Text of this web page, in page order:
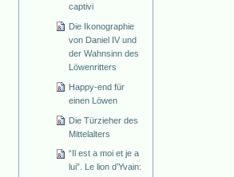
captivi
Die Ikonographie
von Daniel IV und
der Wahnsinn des
Löwenritters
Happy-end für
einen Löwen
Die Türzieher des
Mittelalters
“Il est a moi et je a
lui”. Le lion d’Yvain: